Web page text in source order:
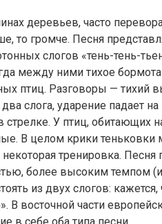
деревьев, часто
то громче. Песня
слогов «тень-тень-
между ними тихое
птиц. Разговоры — тихий
слога, ударение падает на
стрелке. У птиц, обитающих
В целом крики теньковки
некоторая тренировка.
более высоким темпом
из двух слогов:
В восточной части